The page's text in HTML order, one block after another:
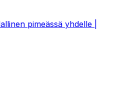
pimeässä yhdelle |